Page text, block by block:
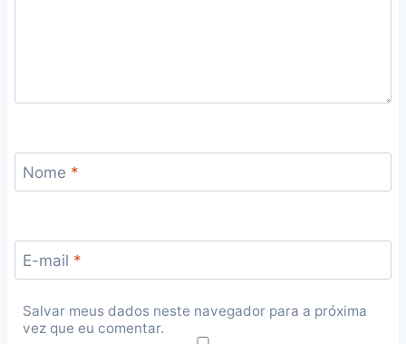
Nome *
E-mail *
Salvar meus dados neste navegador para a próxima
vez que eu comentar.